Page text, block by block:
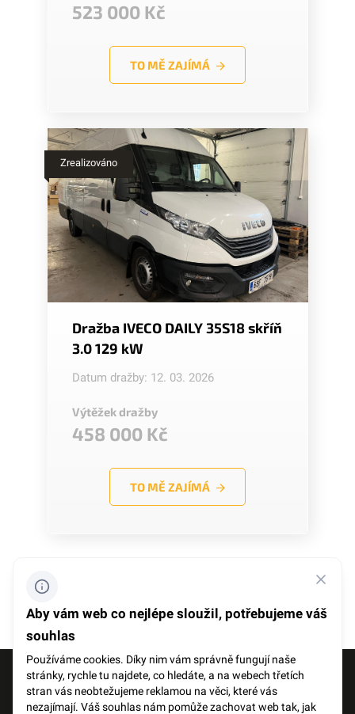
523 000 Kč
TO MĚ ZAJÍMÁ
Zrealizováno
Dražba IVECO DAILY 35S18 skříň
3.0 129 kW
Datum dražby: 12. 03. 2026
Výtěžek dražby
458 000 Kč
TO MĚ ZAJÍMÁ
předchozí další
FACEBOOK SLOVNÍK POJMŮ
Aby vám web co nejlépe sloužil, potřebujeme váš
souhlas
Používáme cookies. Díky nim vám správně fungují naše
stránky, rychle tu najdete, co hledáte, a na webech třetích
stran vás neobtežujeme reklamou na věci, které vás
nezajímají. Váš souhlas nám pomůže zachovat web tak, jak